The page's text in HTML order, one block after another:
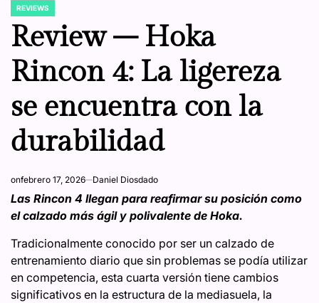
POSTED
IN
REVIEWS
Review – Hoka
Rincon 4: La ligereza
se encuentra con la
durabilidad
onfebrero 17, 2026 Daniel Diosdado
Las Rincon 4 llegan para reafirmar su posición como
el calzado más ágil y polivalente de Hoka.
Tradicionalmente conocido por ser un calzado de
entrenamiento diario que sin problemas se podía utilizar
en competencia, esta cuarta versión tiene cambios
significativos en la estructura de la mediasuela, la